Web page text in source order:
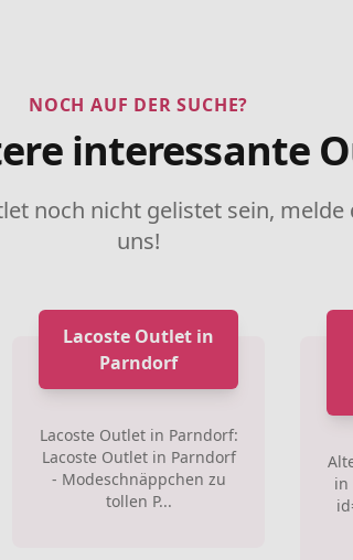
NOCH AUF DER SUCHE?
interessante
noch nicht gelistet sein, melde
uns!
Lacoste Outlet in
Parndorf
Lacoste Outlet in Parndorf:
Lacoste Outlet in Parndorf
- Modeschnäppchen zu
tollen P...
in